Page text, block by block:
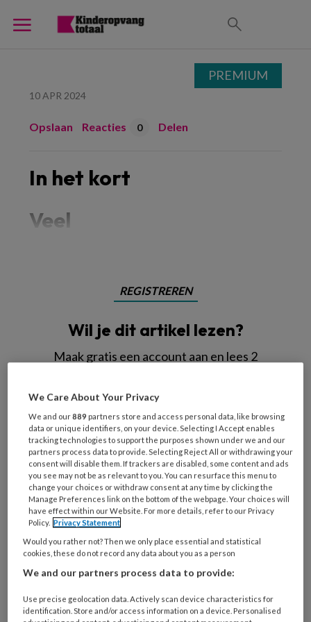
10 APR 2024
Opslaan Reacties 0 Delen
In het kort
Veel
REGISTREREN
Wil je dit artikel lezen?
Maak gratis een account aan en lees 2
Wat
is
je
e-
mailadres?
* *
Kies
je
wachtwoord* *
Kies
je
functie
Bij
PREMIUM
We Care About Your Privacy
We and our889 partners store and access personal data, like browsing
data or unique identifiers, on your device. Selecting I Accept enables
tracking technologies to support the purposes shown under we and our
partners process data to provide. Selecting Reject All or withdrawing your
consent will disable them. If trackers are disabled, some content and ads
you see may not be as relevant to you. You can resurface this menu to
change your choices or withdraw consent at any time by clicking the
Manage Preferences link on the bottom of the webpage. Your choices will
have effect within our Website. For more details, refer to our Privacy
Policy. Privacy Statement
Would you rather not? Then we only place essential and statistical
cookies, these do not record any data about you as a person
We and our partners process data to provide:
Use precise geolocation data. Actively scan device characteristics for
identification. Store and/or access information on a device. Personalised